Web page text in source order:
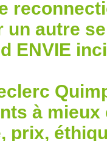
un autre
ENVIE
à
prix,